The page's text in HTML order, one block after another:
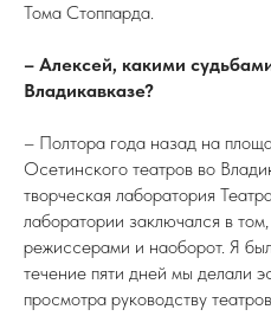
Тома Стоппарда.
– Алексей, какими
Владикавказе?
– Полтора года назад на
Осетинского театров во
творческая лаборатория
лаборатории заключался в
режиссерами и наоборот. Я
течение пяти дней мы делали
просмотра руководству